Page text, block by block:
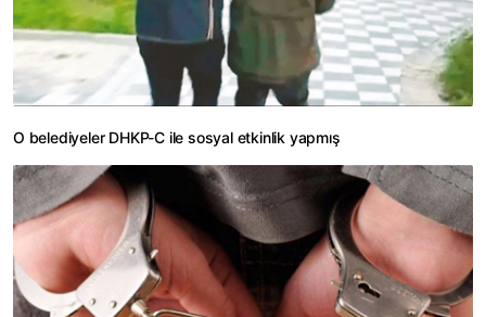
O belediyeler DHKP-C ile sosyal etkinlik yapmış